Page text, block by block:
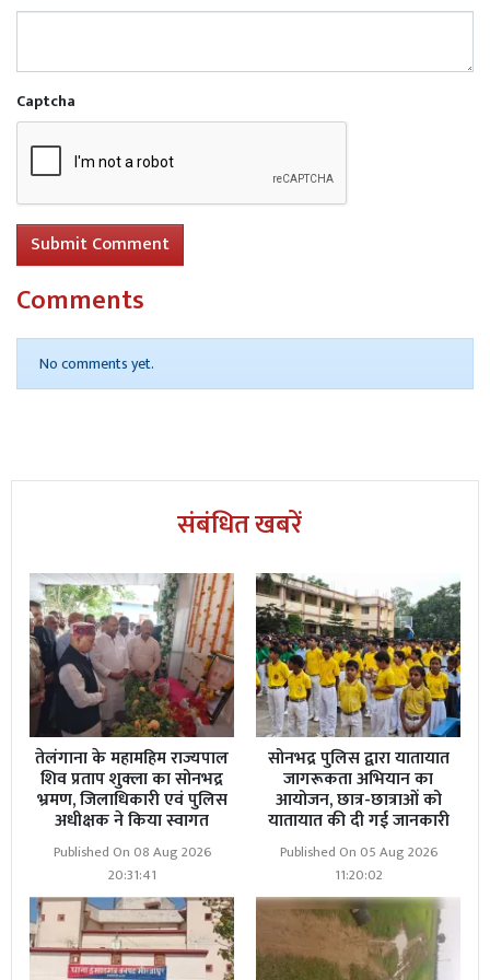
Captcha
Submit Comment
Comments
No comments yet.
संबंधित खबरें
तेलंगाना के महामहिम राज्यपाल
शिव प्रताप शुक्ला का सोनभद्र
भ्रमण, जिलाधिकारी एवं पुलिस
अधीक्षक ने किया स्वागत
Published On 08 Aug 2026
20:31:41
सोनभद्र पुलिस द्वारा यातायात
जागरूकता अभियान का
आयोजन, छात्र-छात्राओं को
यातायात की दी गई जानकारी
Published On 05 Aug 2026
11:20:02